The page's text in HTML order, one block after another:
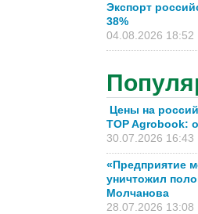
Экспорт
38%
04.08.2026 18:52
Цены на
TOP Agrobook:
30.07.2026 16:43
«Предприятие
уничтожил
Молчанова
28.07.2026 13:08